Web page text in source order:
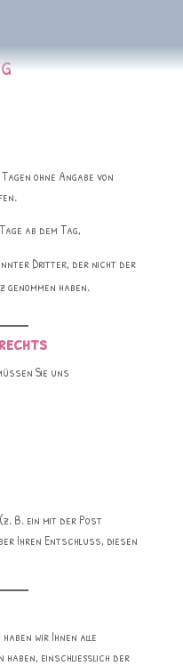
ohne Angabe von
ab dem Tag,
Dritter, der nicht der
haben.
Sie uns
B. ein mit der Post
Ihren Entschluss, diesen
wir Ihnen alle
haben, einschließlich der